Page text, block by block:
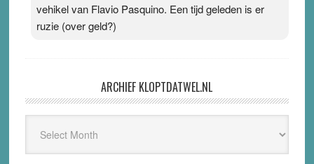
vehikel van Flavio Pasquino. Een tijd geleden is er
ruzie (over geld?)
ARCHIEF KLOPTDATWEL.NL
Kloptdatwel.nl